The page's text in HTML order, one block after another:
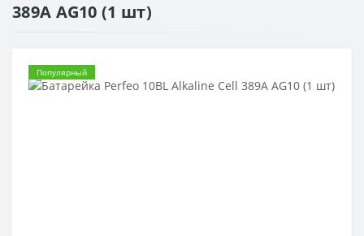
389A AG10 (1 шт)
Популярный